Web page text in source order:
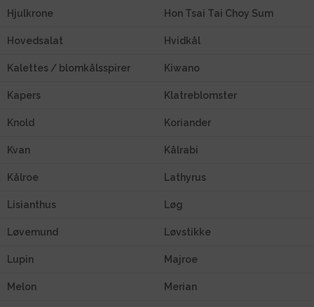
Hjulkrone Hon Tsai Tai Choy Sum
Hovedsalat Hvidkål
Kalettes / blomkålsspirer Kiwano
Kapers Klatreblomster
Knold Koriander
Kvan Kålrabi
Kålroe Lathyrus
Lisianthus Løg
Løvemund Løvstikke
Lupin Majroe
Melon Merian